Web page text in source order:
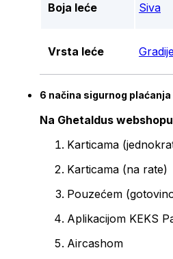
Boja leće Siva
Vrsta leće
6 načina sigurnog plaćanja
Na Ghetaldus
Karticama
Karticama (na rate)
Pouzećem
Aplikacijom KEKS
Aircashom